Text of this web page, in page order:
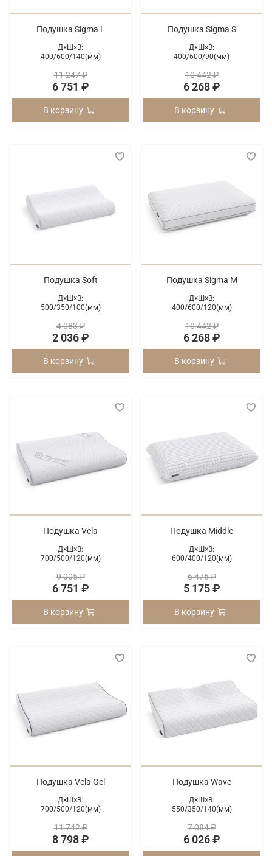
Подушка Sigma L
Д×Ш×В:
400/600/140(мм)
11 247 ₽
6 751 ₽
В корзину
Подушка Sigma S
Д×Ш×В:
400/600/90(мм)
10 442 ₽
6 268 ₽
В корзину
Подушка Soft
Д×Ш×В:
500/350/100(мм)
4 083 ₽
2 036 ₽
В корзину
Подушка Sigma M
Д×Ш×В:
400/600/120(мм)
10 442 ₽
6 268 ₽
В корзину
Подушка Vela
Д×Ш×В:
700/500/120(мм)
9 005 ₽
6 751 ₽
В корзину
Подушка Middle
Д×Ш×В:
600/400/120(мм)
6 475 ₽
5 175 ₽
В корзину
Подушка Vela Gel
Д×Ш×В:
700/500/120(мм)
11 742 ₽
8 798 ₽
Подушка Wave
Д×Ш×В:
550/350/140(мм)
7 084 ₽
6 026 ₽